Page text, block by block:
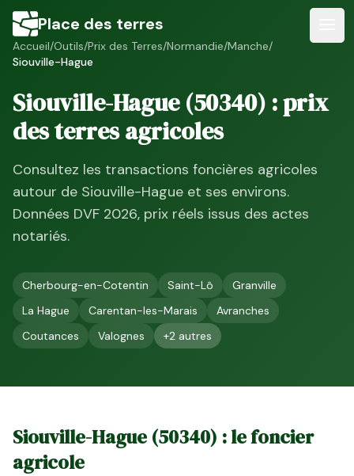
Place des terres
Accueil/Outils/Prix des Terres/Normandie/Manche/
Siouville-Hague
Siouville-Hague(50340) : prix
des terres agricoles
Consultez les transactions foncières agricoles
autour de Siouville-Hague et ses environs.
Données DVF 2026, prix réels issus des actes
notariés.
Cherbourg-en-Cotentin Saint-Lô
Granville
La Hague
Carentan-les-Marais
Avranches
Coutances
Valognes +2 autres
Siouville-Hague (50340) : le foncier
agricole